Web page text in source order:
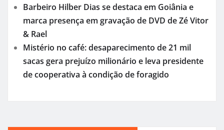
Barbeiro Hilber Dias se destaca em Goiânia e
marca presença em gravação de DVD de Zé Vitor
& Rael
Mistério no café: desaparecimento de 21 mil
sacas gera prejuízo milionário e leva presidente
de cooperativa à condição de foragido